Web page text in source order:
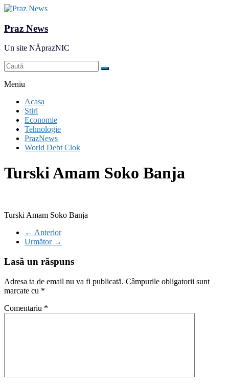
Praz News
Un site NĂprazNIC
Meniu
Acasa
Ştiri
Economie
Tehnologie
PrazNews
World Debt Clok
Turski Amam Soko Banja
Turski Amam Soko Banja
← Anterior
Următor →
Lasă un răspuns
Adresa ta de email nu va fi publicată. Câmpurile obligatorii sunt
marcate cu *
Comentariu *